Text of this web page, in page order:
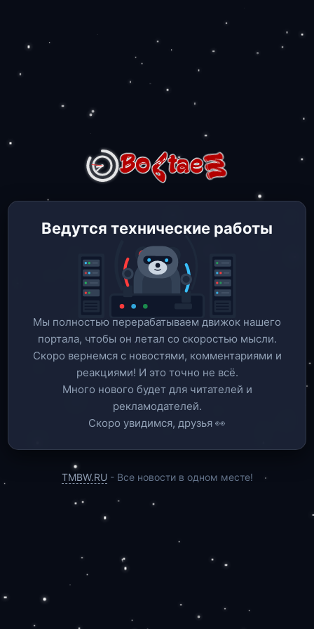
Ведутся технические работы
Мы полностью перерабатываем движок нашего
портала, чтобы он летал со скоростью мысли.
Скоро вернемся c новостями, комментариями и
реакциями! И это точно не всё.
Много нового будет для читателей и
рекламодателей.
Скоро увидимся, друзья 👀
TMBW.RU - Все новости в одном месте!